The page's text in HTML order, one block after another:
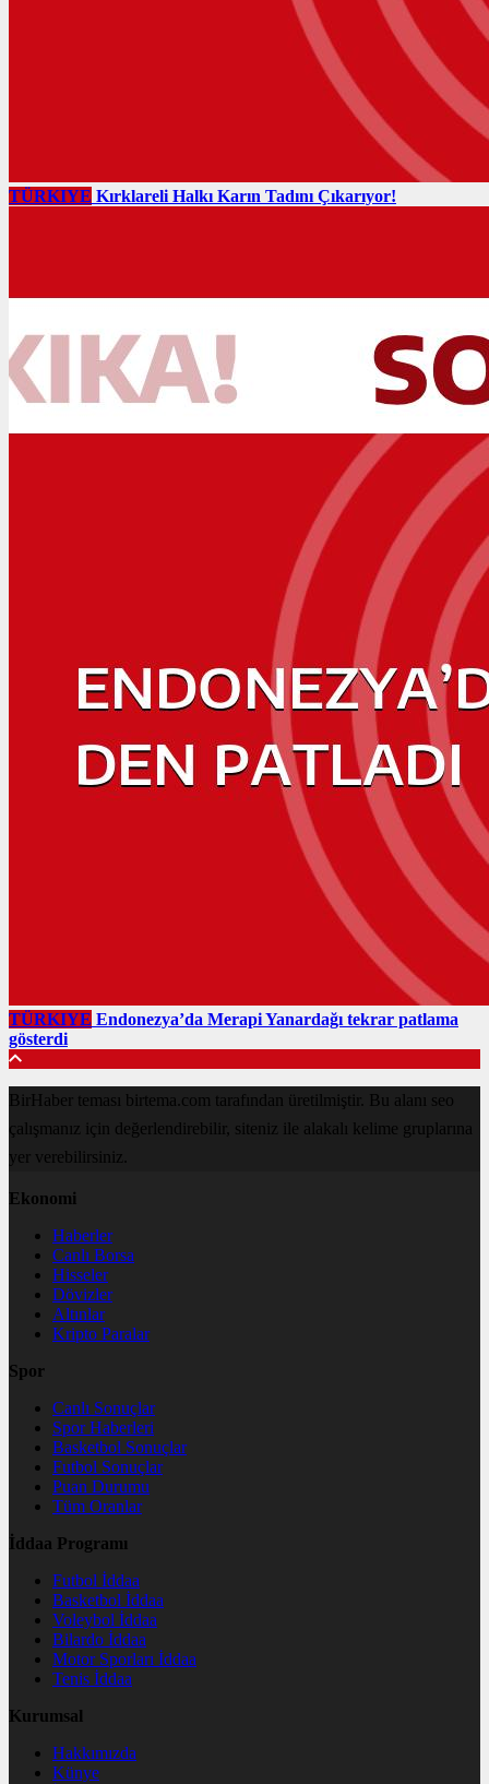
TÜRKIYE Kırklareli Halkı Karın Tadını Çıkarıyor!
TÜRKIYE Endonezya’da Merapi Yanardağı tekrar patlama
gösterdi
BirHaber teması birtema.com tarafından üretilmiştir. Bu alanı seo
çalışmanız için değerlendirebilir, siteniz ile alakalı kelime gruplarına
yer verebilirsiniz.
Ekonomi
Haberler
Canlı Borsa
Hisseler
Dövizler
Altınlar
Kripto Paralar
Spor
Canlı Sonuçlar
Spor Haberleri
Basketbol Sonuçlar
Futbol Sonuçlar
Puan Durumu
Tüm Oranlar
İddaa Programı
Futbol İddaa
Basketbol İddaa
Voleybol İddaa
Bilardo İddaa
Motor Sporları İddaa
Tenis İddaa
Kurumsal
Hakkımızda
Künye